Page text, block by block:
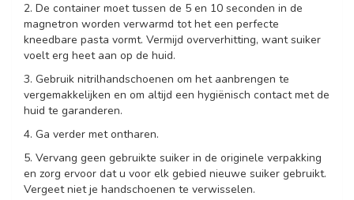
2. De container moet tussen de 5 en 10 seconden in de
magnetron worden verwarmd tot het een perfecte
kneedbare pasta vormt. Vermijd oververhitting, want suiker
voelt erg heet aan op de huid.
3. Gebruik nitrilhandschoenen om het aanbrengen te
vergemakkelijken en om altijd een hygiënisch contact met de
huid te garanderen.
4. Ga verder met ontharen.
5. Vervang geen gebruikte suiker in de originele verpakking
en zorg ervoor dat u voor elk gebied nieuwe suiker gebruikt.
Vergeet niet je handschoenen te verwisselen.